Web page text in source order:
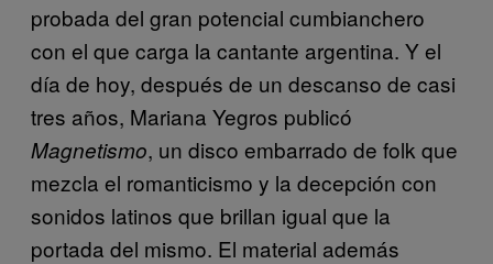
probada del gran potencial cumbianchero
con el que carga la cantante argentina. Y el
día de hoy, después de un descanso de casi
tres años, Mariana Yegros publicó
Magnetismo, un disco embarrado de folk que
mezcla el romanticismo y la decepción con
sonidos latinos que brillan igual que la
portada del mismo. El material además